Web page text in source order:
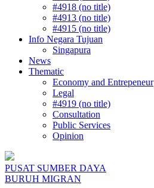
#4918 (no title)
#4913 (no title)
#4915 (no title)
Info Negara Tujuan
Singapura
News
Thematic
Economy and Entrepeneur
Legal
#4919 (no title)
Consultation
Public Services
Opinion
PUSAT SUMBER DAYA
BURUH MIGRAN